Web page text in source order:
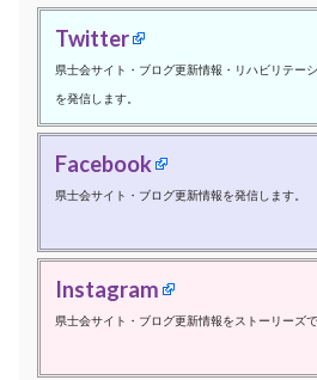
Twitter
県士会サイト・ブログ更新情報・リハビリテー
を発信します。
Facebook
県士会サイト・ブログ更新情報を発信します。
Instagram
県士会サイト・ブログ更新情報をストーリーズで